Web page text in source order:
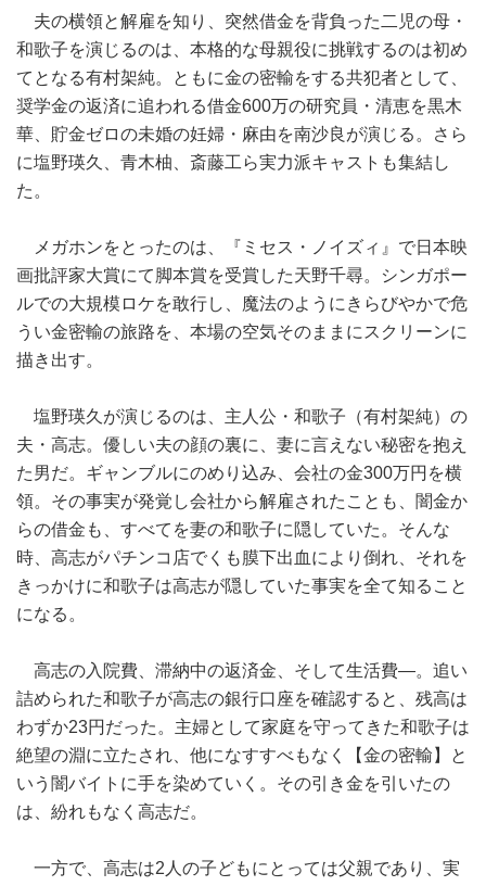
夫の横領と解雇を知り、突然借金を背負った二児の母・
和歌子を演じるのは、本格的な母親役に挑戦するのは初め
てとなる有村架純。ともに金の密輸をする共犯者として、
奨学金の返済に追われる借金600万の研究員・清恵を黒木
華、貯金ゼロの未婚の妊婦・麻由を南沙良が演じる。さら
に塩野瑛久、青木柚、斎藤工ら実力派キャストも集結し
た。
メガホンをとったのは、『ミセス・ノイズィ』で日本映
画批評家大賞にて脚本賞を受賞した天野千尋。シンガポー
ルでの大規模ロケを敢行し、魔法のようにきらびやかで危
うい金密輸の旅路を、本場の空気そのままにスクリーンに
描き出す。
塩野瑛久が演じるのは、主人公・和歌子（有村架純）の
夫・高志。優しい夫の顔の裏に、妻に言えない秘密を抱え
た男だ。ギャンブルにのめり込み、会社の金300万円を横
領。その事実が発覚し会社から解雇されたことも、闇金か
らの借金も、すべてを妻の和歌子に隠していた。そんな
時、高志がパチンコ店でくも膜下出血により倒れ、それを
きっかけに和歌子は高志が隠していた事実を全て知ること
になる。
高志の入院費、滞納中の返済金、そして生活費―。追い
詰められた和歌子が高志の銀行口座を確認すると、残高は
わずか23円だった。主婦として家庭を守ってきた和歌子は
絶望の淵に立たされ、他になすすべもなく【金の密輸】と
いう闇バイトに手を染めていく。その引き金を引いたの
は、紛れもなく高志だ。
一方で、高志は2人の子どもにとっては父親であり、実